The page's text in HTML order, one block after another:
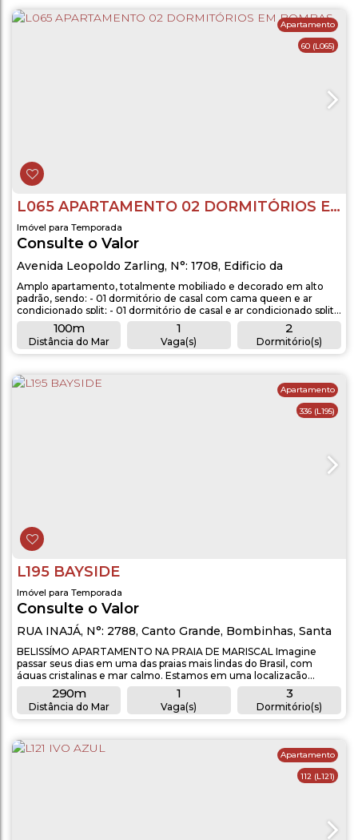
60 (L065)
Apartamento
L065 APARTAMENTO 02 DORMITÓRIOS EM BOMBAS
Consulte o Valor
Imóvel para Temporada
Avenida Leopoldo Zarling, N°: 1708, Edificio da
2
Dormitório(s)
2 1
1
Vaga(s)
100m
Distância do Mar
Amplo apartamento, totalmente mobiliado e decorado em alto
padrão, sendo: - 01 dormitório de casal com cama queen e ar
condicionado split; - 01 dormitório de casal e ar condicionado split;
- 01 colchão de casal extra; - 2 banheiros completos; - Sala de estar
e jantar com TV; - Cozinha completa com utensílios, (microondas,
forno elétrico, fogão cooktop); - Lavandeira com máquina de
lavar...
336 (L195)
Apartamento
L195 BAYSIDE
Consulte o Valor
Imóvel para Temporada
RUA INAJÁ, N°: 2788, Canto Grande, Bombinhas, Santa
Catarina
3
Dormitório(s)
2 1 1
1
Vaga(s)
290m
Distância do Mar
BELISSÍMO APARTAMENTO NA PRAIA DE MARISCAL Imagine
passar seus dias em uma das praias mais lindas do Brasil, com
águas cristalinas e mar calmo. Estamos em uma localização
privilegiada, a poucos metros da praia, você terá a beleza do mar e
o conforto em se hospedar neste lindo apartamento. O
imóvel está preparado para recebê-lo, garanta já sua reserva.
Apartamento de 03...
112 (L121)
Apartamento